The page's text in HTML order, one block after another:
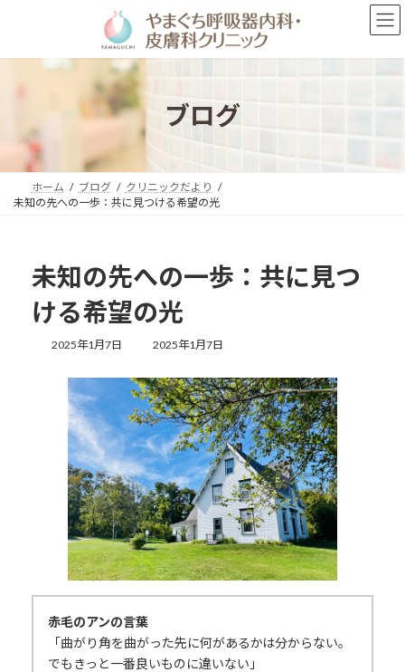
ン
プ
ー
動
ブログ
ホーム ブログ
クリニックだより
未知の先への一歩：共に見つける希望の光
未知の先への一歩：共に見つ
ける希望の光
2025年1月7日
最
更
新
日
時
:
2025年1月7日
赤毛のアンの言葉
「曲がり角を曲がった先に何があるかは分からない。
でもきっと一番良いものに違いない」